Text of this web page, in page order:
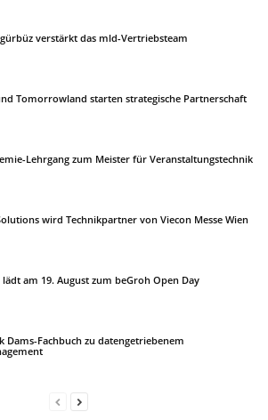
verstärkt das mld-Vertriebsteam
Tomorrowland starten strategische Partnerschaft
Lehrgang zum Meister für Veranstaltungstechnik
wird Technikpartner von Viecon Messe Wien
lädt am 19. August zum beGroh Open Day
Dams-Fachbuch zu datengetriebenem